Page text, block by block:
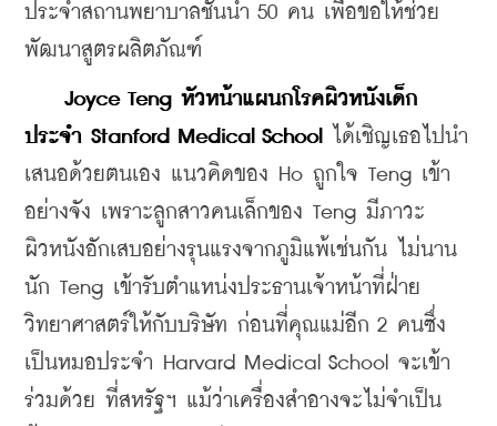
ประจำสถานพยาบาลชั้นนำ 50 คน เพื่อขอให้ช่วย
พัฒนาสูตรผลิตภัณฑ์
Joyce Teng หัวหน้าแผนกโรคผิวหนังเด็ก
ประจำ Stanford Medical School
ได้เชิญเธอไปนำ
เสนอด้วยตนเอง แนวคิดของ Ho ถูกใจ Teng เข้า
อย่างจัง เพราะลูกสาวคนเล็กของ Teng มีภาวะ
ผิวหนังอักเสบอย่างรุนแรงจากภูมิแพ้เช่นกัน ไม่นาน
นัก Teng เข้ารับตำแหน่งประธานเจ้าหน้าที่ฝ่าย
วิทยาศาสตร์ให้กับบริษัท ก่อนที่คุณแม่อีก 2 คนซึ่ง
เป็นหมอประจำ Harvard Medical School จะเข้า
ร่วมด้วย ที่สหรัฐฯ แม้ว่าเครื่องสำอางจะไม่จำเป็น